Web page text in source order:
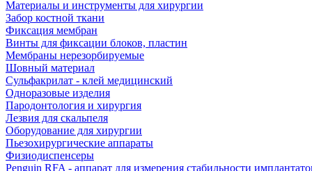
Материалы и инструменты для хирургии
Забор костной ткани
Фиксация мембран
Винты для фиксации блоков, пластин
Мембраны нерезорбируемые
Шовный материал
Сульфакрилат - клей медицинский
Одноразовые изделия
Пародонтология и хирургия
Лезвия для скальпеля
Оборудование для хирургии
Пьезохирургические аппараты
Физиодиспенсеры
Penguin RFA - аппарат для измерения стабильности